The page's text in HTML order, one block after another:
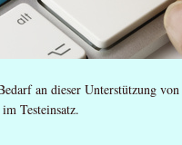
an dieser Unterstützung
Testeinsatz.